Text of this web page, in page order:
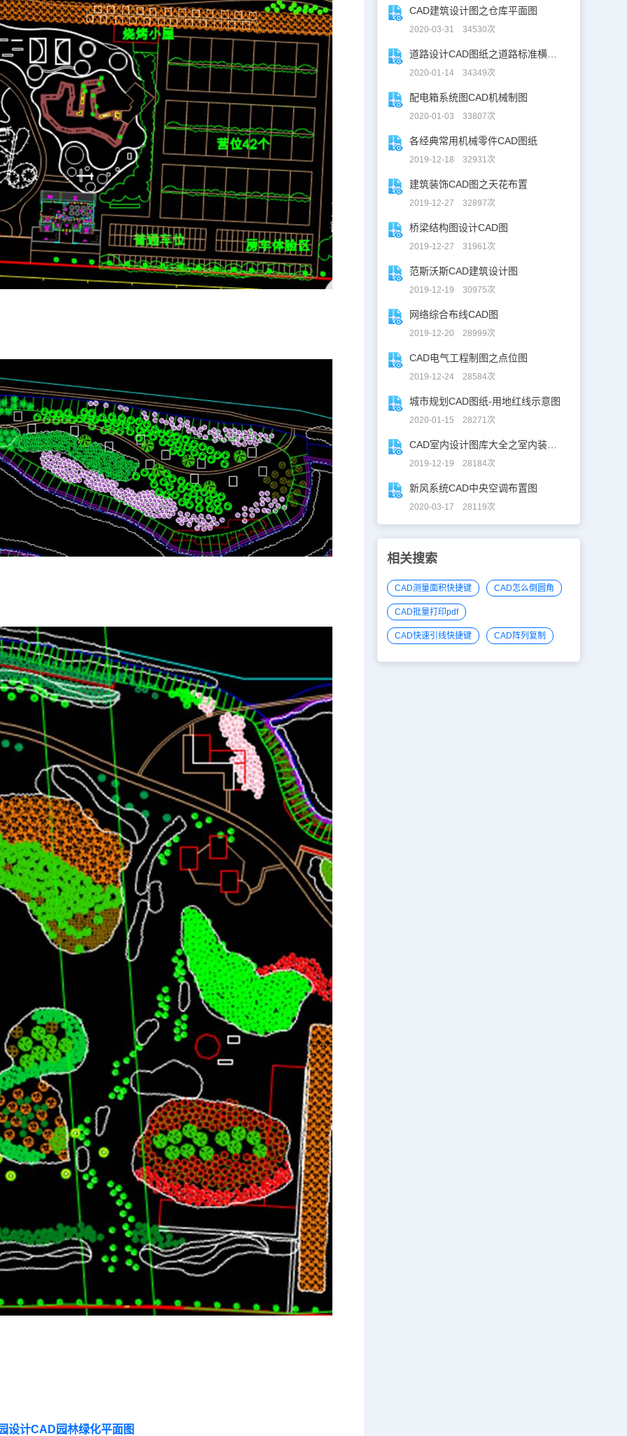
设计CAD园林绿化平面图
CAD建筑设计图之仓库平面图
2020-03-31 34530次
2020-01-14 34349次
配电箱系统图CAD机械制图
2020-01-03 33807次
各经典常用机械零件CAD图纸
2019-12-18 32931次
建筑装饰CAD图之天花布置
2019-12-27 32897次
桥梁结构图设计CAD图
2019-12-27 31961次
范斯沃斯CAD建筑设计图
2019-12-19 30975次
网络综合布线CAD图
2019-12-20 28999次
CAD电气工程制图之点位图
2019-12-24 28584次
城市规划CAD图纸-用地红线示意图
2020-01-15 28271次
2019-12-19 28184次
新风系统CAD中央空调布置图
2020-03-17 28119次
相关搜索
CAD测量面积快捷键 CAD怎么倒圆角
CAD批量打印pdf
CAD快速引线快捷键 CAD阵列复制